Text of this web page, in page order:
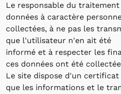
Le responsable du
données à caractère
collectées, à ne pas les
que l'utilisateur n'en ait été
informé et à respecter les
ces données ont été
Le site dispose d'un
que les informations et le